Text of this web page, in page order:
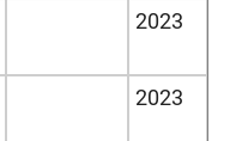
2023
2023